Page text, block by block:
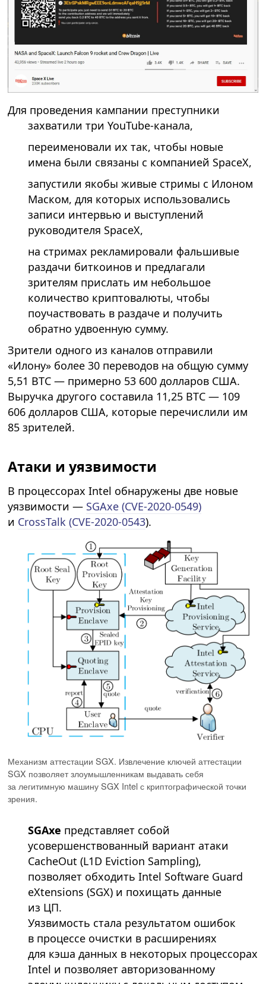
Для проведения кампании преступники
захватили три YouTube-канала,
переименовали их так, чтобы новые
имена были связаны с компанией SpaceX,
запустили якобы живые стримы с Илоном
Маском, для которых использовались
записи интервью и выступлений
руководителя SpaceX,
на стримах рекламировали фальшивые
раздачи биткоинов и предлагали
зрителям прислать им небольшое
количество криптовалюты, чтобы
поучаствовать в раздаче и получить
обратно удвоенную сумму.
Зрители одного из каналов отправили
«Илону» более 30 переводов на общую сумму
5,51 BTC — примерно 53 600 долларов США.
Выручка другого составила 11,25 BTC — 109
606 долларов США, которые перечислили им
85 зрителей.
Атаки и уязвимости
В процессорах Intel обнаружены две новые
уязвимости — SGAxe (CVE-2020-0549)
и CrossTalk (CVE-2020-0543).
Механизм аттестации SGX. Извлечение ключей аттестации
SGX позволяет злоумышленникам выдавать себя
за легитимную машину SGX Intel с криптографической точки
зрения.
SGAxe представляет собой
усовершенствованный вариант атаки
CacheOut (L1D Eviction Sampling),
позволяет обходить Intel Software Guard
eXtensions (SGX) и похищать данные
из ЦП.
Уязвимость стала результатом ошибок
в процессе очистки в расширениях
для кэша данных в некоторых процессорах
Intel и позволяет авторизованному